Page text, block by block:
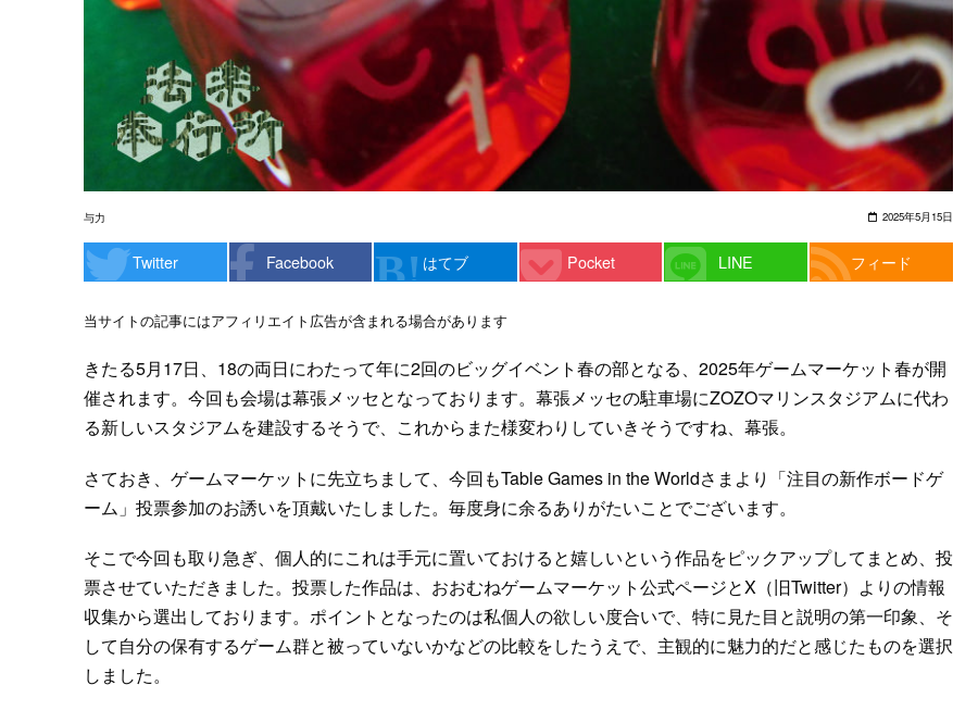
与力 2025年5月15日
Twitter Facebook はてブ Pocket LINE フィード
当サイトの記事にはアフィリエイト広告が含まれる場合があります
きたる5月17日、18の両日にわたって年に2回のビッグイベント春の部となる、2025年ゲームマーケット春が開
催されます。今回も会場は幕張メッセとなっております。幕張メッセの駐車場にZOZOマリンスタジアムに代わ
る新しいスタジアムを建設するそうで、これからまた様変わりしていきそうですね、幕張。
さておき、ゲームマーケットに先立ちまして、今回もTable Games in the Worldさまより「注目の新作ボードゲ
ーム」投票参加のお誘いを頂戴いたしました。毎度身に余るありがたいことでございます。
そこで今回も取り急ぎ、個人的にこれは手元に置いておけると嬉しいという作品をピックアップしてまとめ、投
票させていただきました。投票した作品は、おおむねゲームマーケット公式ページとX（旧Twitter）よりの情報
収集から選出しております。ポイントとなったのは私個人の欲しい度合いで、特に見た目と説明の第一印象、そ
して自分の保有するゲーム群と被っていないかなどの比較をしたうえで、主観的に魅力的だと感じたものを選択
しました。